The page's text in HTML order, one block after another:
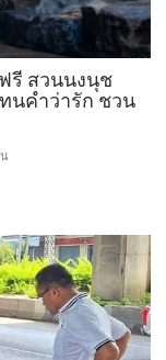
รี สวนนงนุช
นคำว่ารัก ชวน
ครั้ง
เดียว!
12
สิงหาคม
แม่